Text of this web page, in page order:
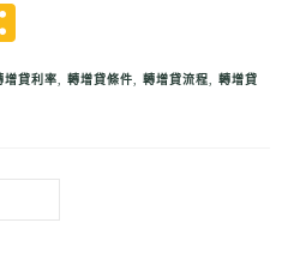
享
增貸利率, 轉增貸條件, 轉增貸流程, 轉增貸